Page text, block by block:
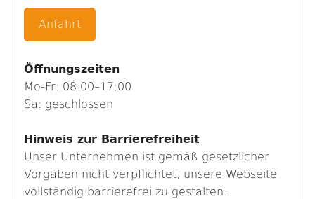
Anfahrt
Öffnungszeiten
Mo-Fr: 08:00–17:00
Sa: geschlossen
Hinweis zur Barrierefreiheit
Unser Unternehmen ist gemäß gesetzlicher
Vorgaben nicht verpflichtet, unsere Webseite
vollständig barrierefrei zu gestalten.